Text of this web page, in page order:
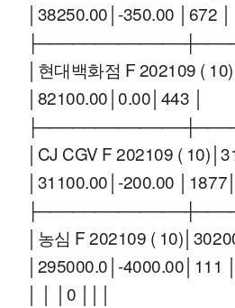
│38250.00│-350.00 │672 │
│현대백화점 F 202109 (
│82100.00│0.00│443 │
│CJ CGV F 202109 (
│31100.00│-200.00 │1877│
│농심 F 202109 (
│295000.0│-4000.00│111 │
│ │ │0 │││